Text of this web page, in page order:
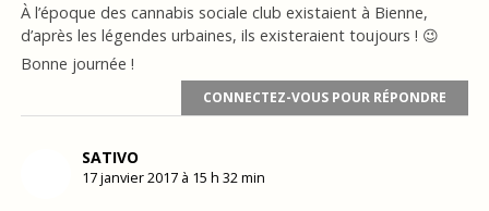
À l’époque des cannabis sociale club existaient à Bienne,
d’après les légendes urbaines, ils existeraient toujours ! 😉
Bonne journée !
CONNECTEZ-VOUS POUR RÉPONDRE
SATIVO
17 janvier 2017 à 15 h 32 min